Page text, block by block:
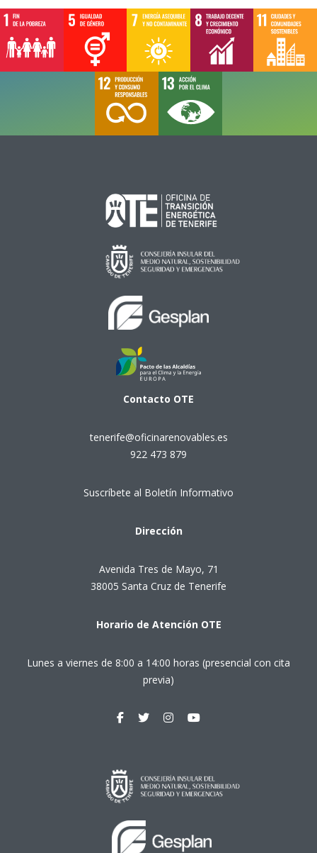
Contacto OTE
tenerife@oficinarenovables.es
922 473 879
Suscríbete al Boletín Informativo
Dirección
Avenida Tres de Mayo, 71
38005 Santa Cruz de Tenerife
Horario de Atención OTE
Lunes a viernes de 8:00 a 14:00 horas (presencial con cita
previa)